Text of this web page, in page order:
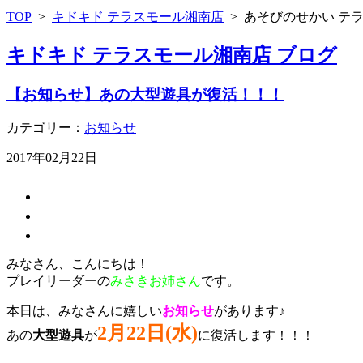
TOP > キドキド テラスモール湘南店 > あそびのせかい テ
キドキド テラスモール湘南店 ブログ
【お知らせ】あの大型遊具が復活！！！
カテゴリー： お知らせ
2017年02月22日
みなさん、こんにちは！
プレイリーダーのみさきお姉さんです。
本日は、みなさんに嬉しいお知らせがあります♪
あの大型遊具が2月22日(水)に復活します！！！